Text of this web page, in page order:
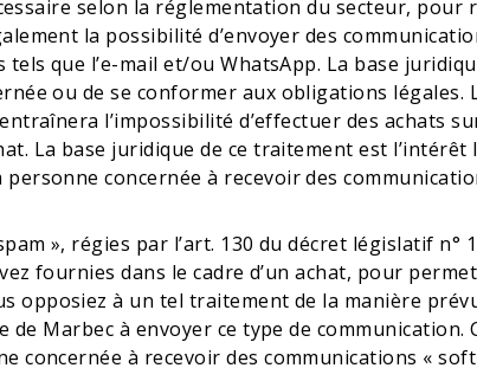
selon la réglementation du secteur, pour
la possibilité d’envoyer des
que l’e-mail et/ou WhatsApp. La base
ou de se conformer aux obligations légales.
l’impossibilité d’effectuer des achats
La base juridique de ce traitement est l’intérêt
concernée à recevoir des
», régies par l’art. 130 du décret législatif n°
fournies dans le cadre d’un achat, pour
opposiez à un tel traitement de la manière
Marbec à envoyer ce type de communication.
concernée à recevoir des communications «